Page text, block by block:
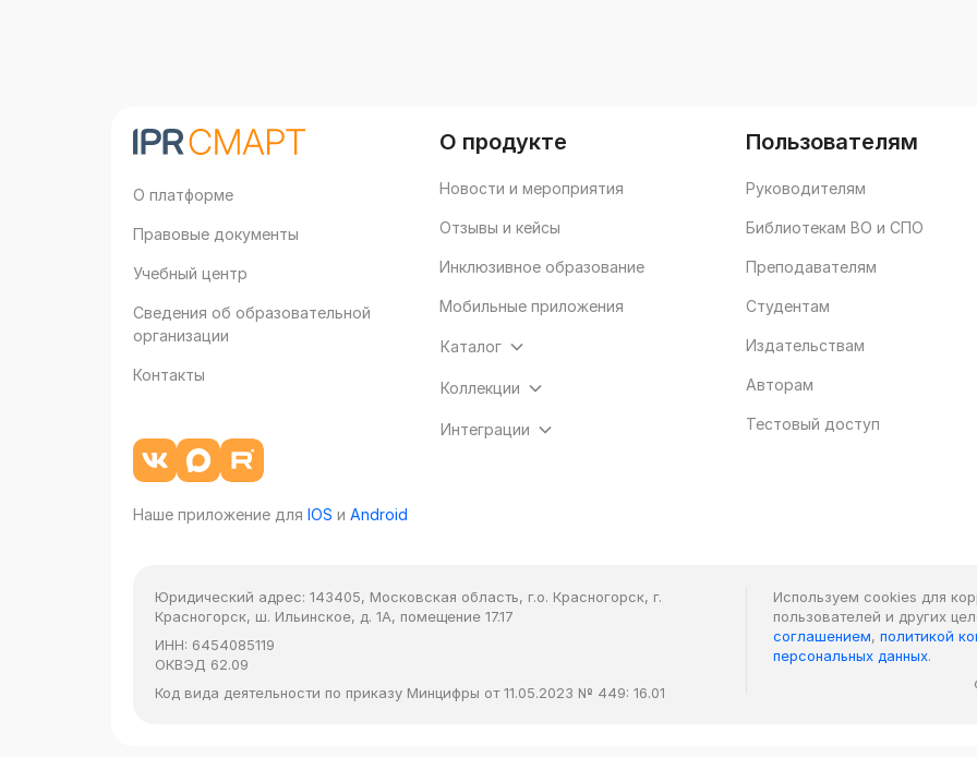
О платформе
Правовые документы
Учебный центр
Сведения об образовательной
организации
Контакты
Наше приложение для IOS и Android
О продукте
Новости и мероприятия
Отзывы и кейсы
Инклюзивное образование
Мобильные приложения
Каталог
Коллекции
Интеграции
Пользователям
Руководителям
Библиотекам ВО и СПО
Преподавателям
Студентам
Издательствам
Авторам
Тестовый доступ
Юридический адрес: 143405, Московская область, г.о. Красногорск, г.
Красногорск, ш. Ильинское, д. 1А, помещение 17.17
ИНН: 6454085119
ОКВЭД 62.09
Код вида деятельности по приказу Минцифры от 11.05.2023 № 449: 16.01
Используем cookies для
пользователей и других
соглашением, политикой
персональных данных.